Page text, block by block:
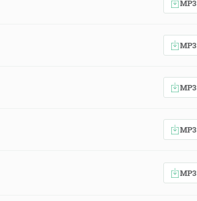
MP3
MP3
MP3
MP3
MP3